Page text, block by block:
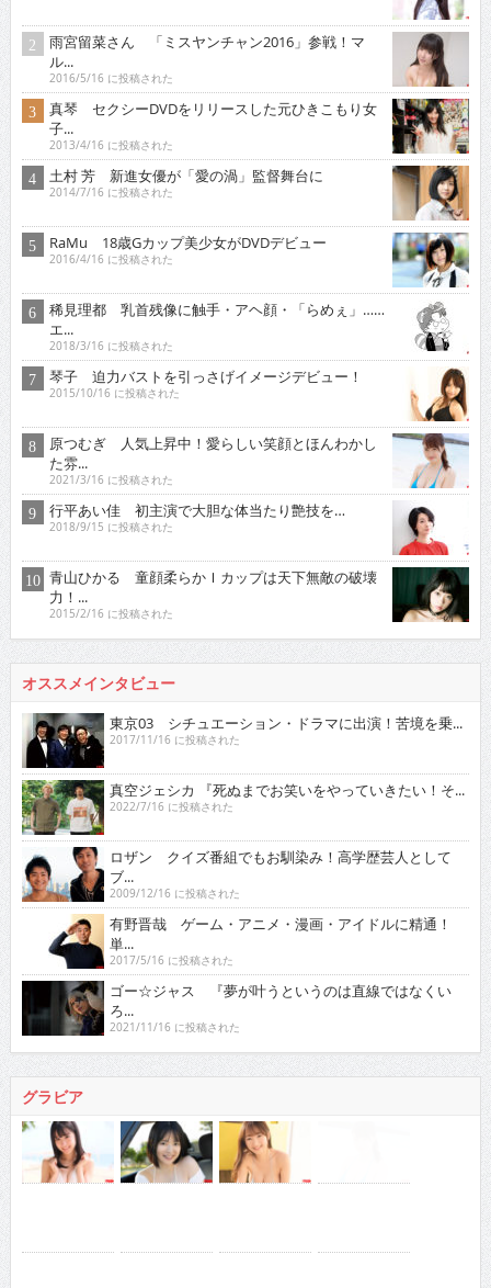
雨宮留菜さん 「ミスヤンチャン2016」参戦！マ
ル...
2016/5/16 に投稿された
真琴 セクシーDVDをリリースした元ひきこもり女
子...
2013/4/16 に投稿された
土村 芳 新進女優が「愛の渦」監督舞台に
2014/7/16 に投稿された
RaMu 18歳Gカップ美少女がDVDデビュー
2016/4/16 に投稿された
稀見理都 乳首残像に触手・アヘ顔・「らめぇ」……
エ...
2018/3/16 に投稿された
琴子 迫力バストを引っさげイメージデビュー！
2015/10/16 に投稿された
原つむぎ 人気上昇中！愛らしい笑顔とほんわかし
た雰...
2021/3/16 に投稿された
行平あい佳 初主演で大胆な体当たり艶技を…
2018/9/15 に投稿された
青山ひかる 童顔柔らかＩカップは天下無敵の破壊
力！...
2015/2/16 に投稿された
オススメインタビュー
東京03 シチュエーション・ドラマに出演！苦境を乗...
2017/11/16 に投稿された
真空ジェシカ 『死ぬまでお笑いをやっていきたい！そ...
2022/7/16 に投稿された
ロザン クイズ番組でもお馴染み！高学歴芸人として
ブ...
2009/12/16 に投稿された
有野晋哉 ゲーム・アニメ・漫画・アイドルに精通！
単...
2017/5/16 に投稿された
ゴー☆ジャス 『夢が叶うというのは直線ではなくい
ろ...
2021/11/16 に投稿された
グラビア